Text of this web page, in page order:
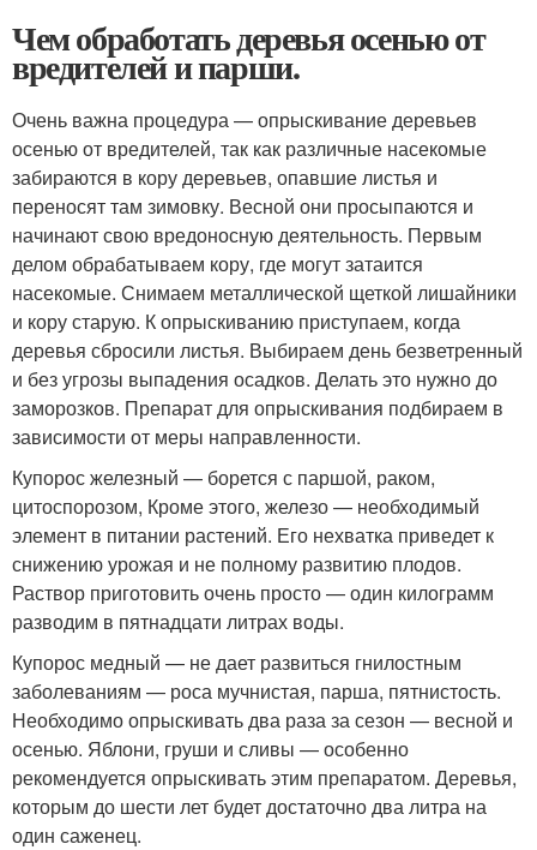
Чем обработать деревья осенью от
вредителей и парши.
Очень важна процедура — опрыскивание деревьев
осенью от вредителей, так как различные насекомые
забираются в кору деревьев, опавшие листья и
переносят там зимовку. Весной они просыпаются и
начинают свою вредоносную деятельность. Первым
делом обрабатываем кору, где могут затаится
насекомые. Снимаем металлической щеткой лишайники
и кору старую. К опрыскиванию приступаем, когда
деревья сбросили листья. Выбираем день безветренный
и без угрозы выпадения осадков. Делать это нужно до
заморозков. Препарат для опрыскивания подбираем в
зависимости от меры направленности.
Купорос железный — борется с паршой, раком,
цитоспорозом, Кроме этого, железо — необходимый
элемент в питании растений. Его нехватка приведет к
снижению урожая и не полному развитию плодов.
Раствор приготовить очень просто — один килограмм
разводим в пятнадцати литрах воды.
Купорос медный — не дает развиться гнилостным
заболеваниям — роса мучнистая, парша, пятнистость.
Необходимо опрыскивать два раза за сезон — весной и
осенью. Яблони, груши и сливы — особенно
рекомендуется опрыскивать этим препаратом. Деревья,
которым до шести лет будет достаточно два литра на
один саженец.